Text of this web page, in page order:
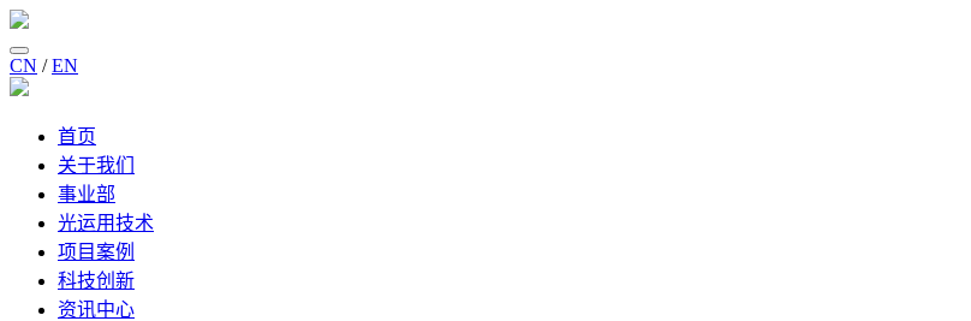
CN / EN
首页
关于我们
事业部
光运用技术
项目案例
科技创新
资讯中心